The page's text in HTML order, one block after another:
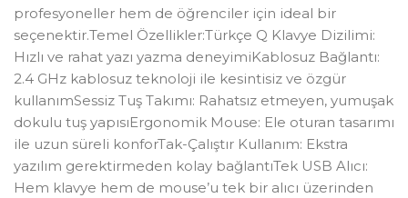
profesyoneller hem de öğrenciler için ideal bir
seçenektir.Temel Özellikler:Türkçe Q Klavye Dizilimi:
Hızlı ve rahat yazı yazma deneyimiKablosuz Bağlantı:
2.4 GHz kablosuz teknoloji ile kesintisiz ve özgür
kullanımSessiz Tuş Takımı: Rahatsız etmeyen, yumuşak
dokulu tuş yapısıErgonomik Mouse: Ele oturan tasarımı
ile uzun süreli konforTak-Çalıştır Kullanım: Ekstra
yazılım gerektirmeden kolay bağlantıTek USB Alıcı:
Hem klavye hem de mouse’u tek bir alıcı üzerinden